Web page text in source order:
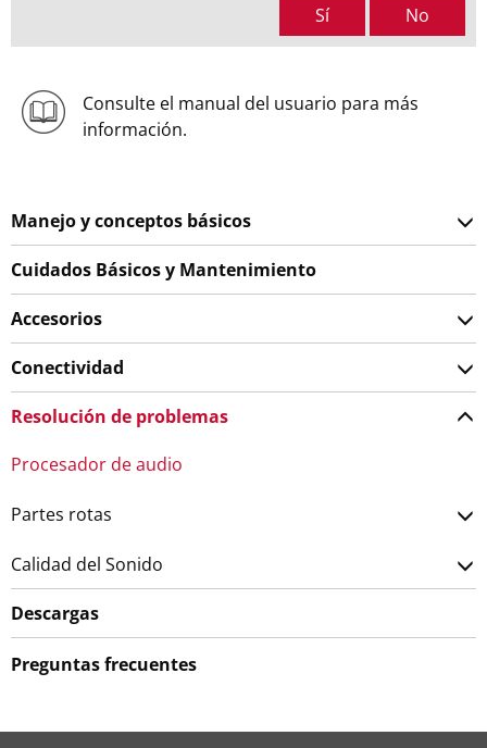
Sí No
Consulte el manual del usuario para más
información.
Manejo y conceptos básicos
Cuidados Básicos y Mantenimiento
Accesorios
Conectividad
Resolución de problemas
Procesador de audio
Partes rotas
Calidad del Sonido
Descargas
Preguntas frecuentes